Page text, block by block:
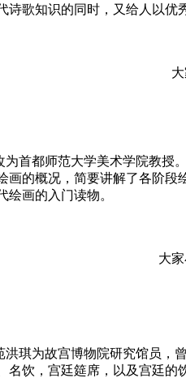
歌知识的同时，又给人以优
为首都师范大学美术学院教授
画的概况，简要讲解了各阶
画的入门读物。
大
洪琪为故宫博物院研究馆员
名饮，宫廷筵席，以及宫廷